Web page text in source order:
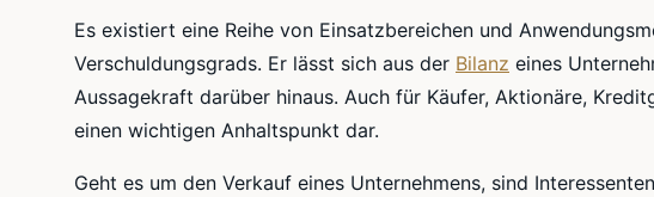
Es existiert eine Reihe von Einsatzbereichen und
Verschuldungsgrads. Er lässt sich aus der Bilanz eines
Aussagekraft darüber hinaus. Auch für Käufer, Aktionäre,
einen wichtigen Anhaltspunkt dar.
Geht es um den Verkauf eines Unternehmens, sind